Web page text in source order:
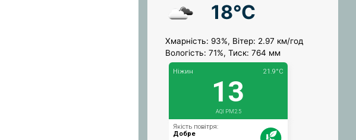
18°C
Хмарність: 93%, Вітер: 2.97 км/год
Вологість: 71%, Тиск: 764 мм